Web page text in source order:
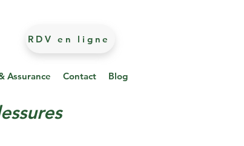
RDV en ligne
Assurance Contact Blog